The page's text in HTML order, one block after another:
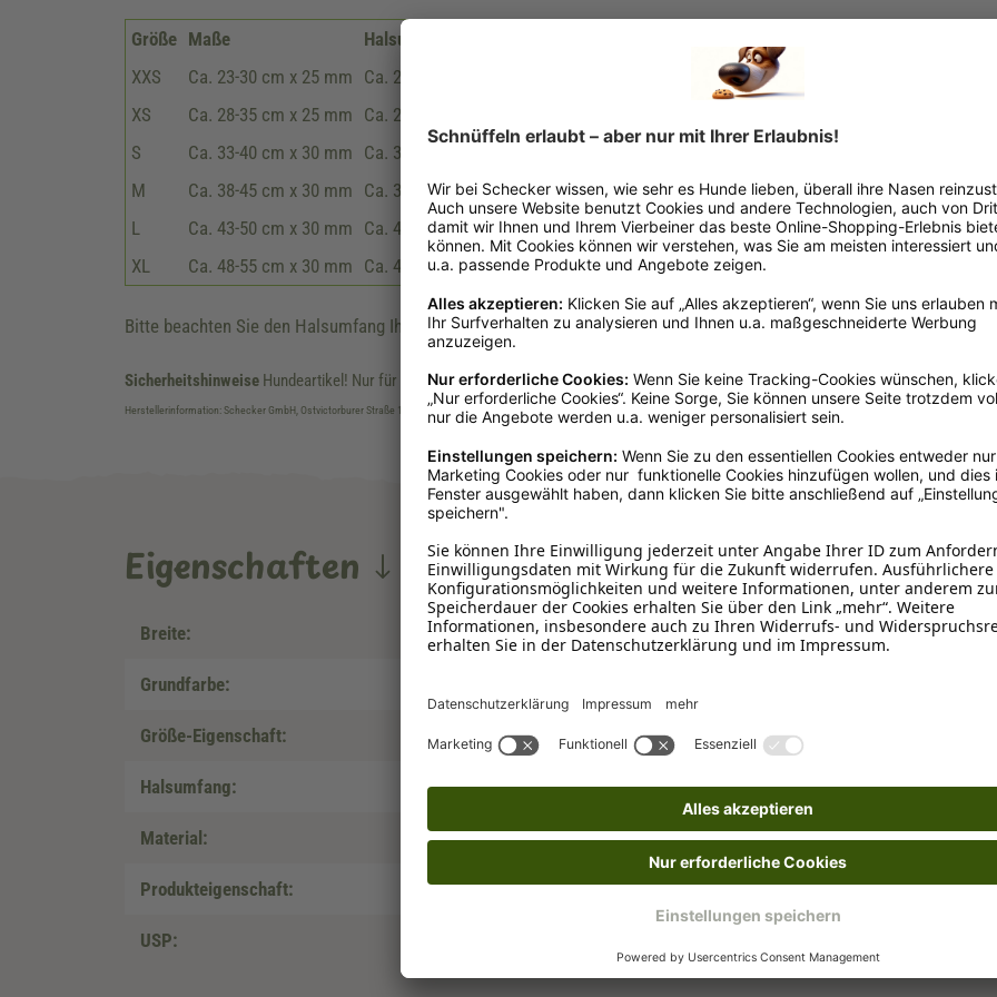
Größe Maße
Halsumfang
XXS
Ca. 23-30 cm x 25 mm Ca. 21-29 cm
XS
Ca. 28-35 cm x 25 mm Ca. 26-33 cm
S
Ca. 33-40 cm x 30 mm Ca. 31-39 cm
M
Ca. 38-45 cm x 30 mm Ca. 36-44 cm
L
Ca. 43-50 cm x 30 mm Ca. 41-49 cm
XL
Ca. 48-55 cm x 30 mm Ca. 46-56 cm
Bitte beachten Sie den Halsumfang Ihres Hundes!
Sicherheitshinweise Hundeartikel! Nur für den bestimmungsgemäßen Gebrauch verwenden. Nicht zum stationären Anleinen
Herstellerinformation: Schecker GmbH, Ostvictorburer Straße 102, DE-26624 Südbrookmerland, info@schecker.de
Eigenschaften
Breite: 25 - 30 Millimeter, 30 - 35
Grundfarbe:
Größe-Eigenschaft: M
Halsumfang: 35 - 40 cm, 40 - 45 cm
Material: Biothane
Produkteigenschaft: Verstellbar
USP: